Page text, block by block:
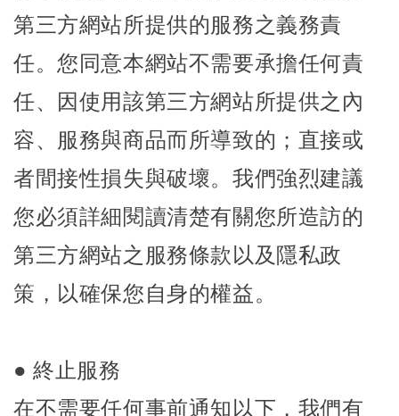
第三方網站所提供的服務之義務責
任。您同意本網站不需要承擔任何責
任、因使用該第三方網站所提供之內
容、服務與商品而所導致的；直接或
者間接性損失與破壞。我們強烈建議
您必須詳細閱讀清楚有關您所造訪的
第三方網站之服務條款以及隱私政
策，以確保您自身的權益。
● 終止服務
在不需要任何事前通知以下，我們有